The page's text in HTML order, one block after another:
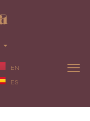
EN
ES